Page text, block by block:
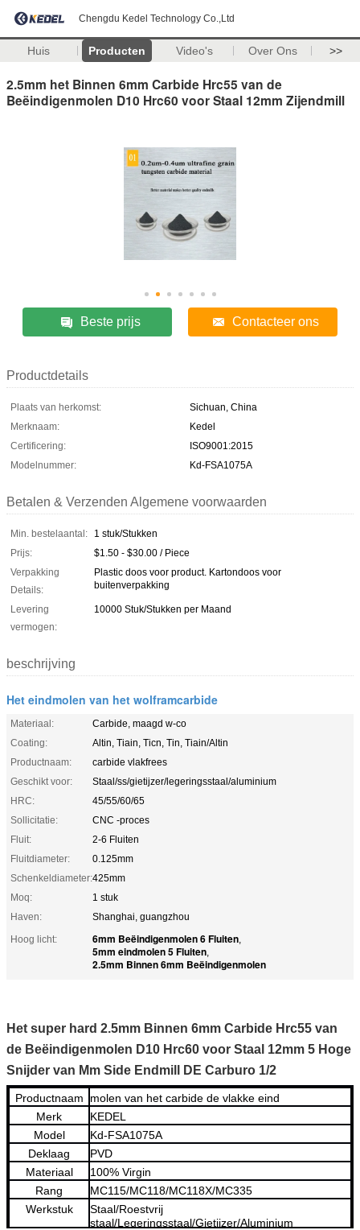
Chengdu Kedel Technology Co.,Ltd
Huis Producten Video's Over Ons >>
2.5mm het Binnen 6mm Carbide Hrc55 van de
Beëindigenmolen D10 Hrc60 voor Staal 12mm Zijendmill
Beste prijs Contacteer ons
Productdetails
Plaats van herkomst:
Sichuan, China
Merknaam:
Kedel
Certificering:
ISO9001:2015
Modelnummer:
Kd-FSA1075A
Betalen & Verzenden Algemene voorwaarden
Min. bestelaantal:
1 stuk/Stukken
Prijs:
$1.50 - $30.00 / Piece
Verpakking
Details:
Plastic doos voor product. Kartondoos voor
buitenverpakking
Levering
vermogen:
10000 Stuk/Stukken per Maand
beschrijving
Het eindmolen van het wolframcarbide
Materiaal:
Carbide, maagd w-co
Coating:
Altin, Tiain, Ticn, Tin, Tiain/Altin
Productnaam:
carbide vlakfrees
Geschikt voor:
Staal/ss/gietijzer/legeringsstaal/aluminium
HRC:
45/55/60/65
Sollicitatie:
CNC -proces
Fluit:
2-6 Fluiten
Fluitdiameter:
0.125mm
Schenkeldiameter:425mm
Moq:
1 stuk
Haven:
Shanghai, guangzhou
Hoog licht:
6mm Beëindigenmolen 6 Fluiten,
5mm eindmolen 5 Fluiten,
2.5mm Binnen 6mm Beëindigenmolen
Het super hard 2.5mm Binnen 6mm Carbide Hrc55 van
de Beëindigenmolen D10 Hrc60 voor Staal 12mm 5 Hoge
Snijder van Mm Side Endmill DE Carburo 1/2
Productnaam
molen van het carbide de vlakke eind
Merk
KEDEL
Model
Kd-FSA1075A
Deklaag
PVD
Materiaal
100% Virgin
Rang
MC115/MC118/MC118X/MC335
Werkstuk
Staal/Roestvrij
staal/Legeringsstaal/Gietijzer/Aluminium